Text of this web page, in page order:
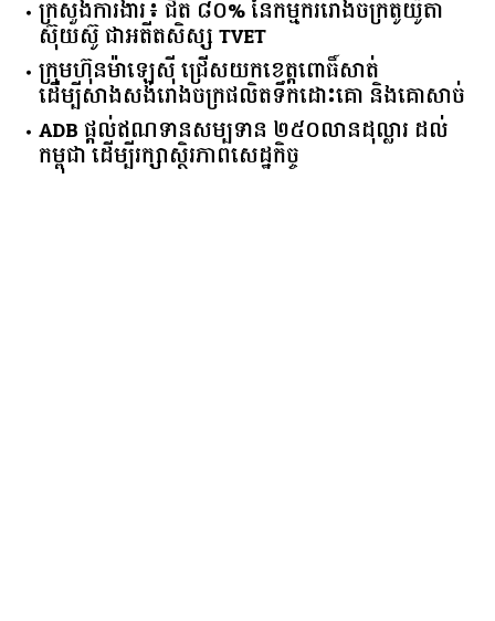
ក្រសួង​ការងារ​៖ ​ជិត​ ​៨០​% ​នៃ​កម្មករ​រោងចក្រ​តូយ៉ូតា ​
ស៊ុយ​ស៊ូ ​ជា​អតីត​សិស្ស​ ​TVET​
ក្រុមហ៊ុន​ម៉ាឡេស៊ី ជ្រើសយកខេត្ដពោធិ៍សាត់
ដើម្បីសាងសង់រោងចក្រផលិតទឹកដោះគោ និងគោសាច់
ADB ផ្តល់ឥណទានសម្បទាន ២៥០លានដុល្លារ ដល់
កម្ពុជា ដើម្បីរក្សាស្ថិរភាពសេដ្ឋកិច្ច